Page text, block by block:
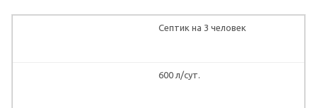
Септик на 3 человек
600 л/сут.